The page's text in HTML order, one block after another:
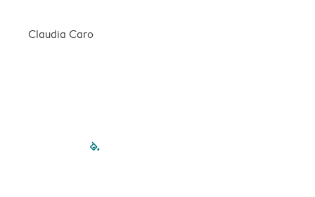
Claudia Caro
filled-pagination